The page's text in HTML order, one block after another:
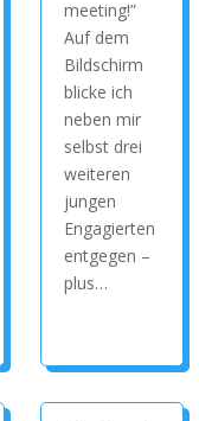
meeting!”
Auf dem
Bildschirm
blicke ich
neben mir
selbst drei
weiteren
jungen
Engagierten
entgegen –
plus…